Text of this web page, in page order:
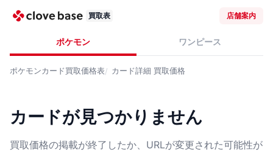
買取表 店舗案内
ポケモン ワンピース
ポケモンカード買取価格表 カード詳細 買取価格
カードが見つかりません
買取価格の掲載が終了したか、URLが変更された可能性が